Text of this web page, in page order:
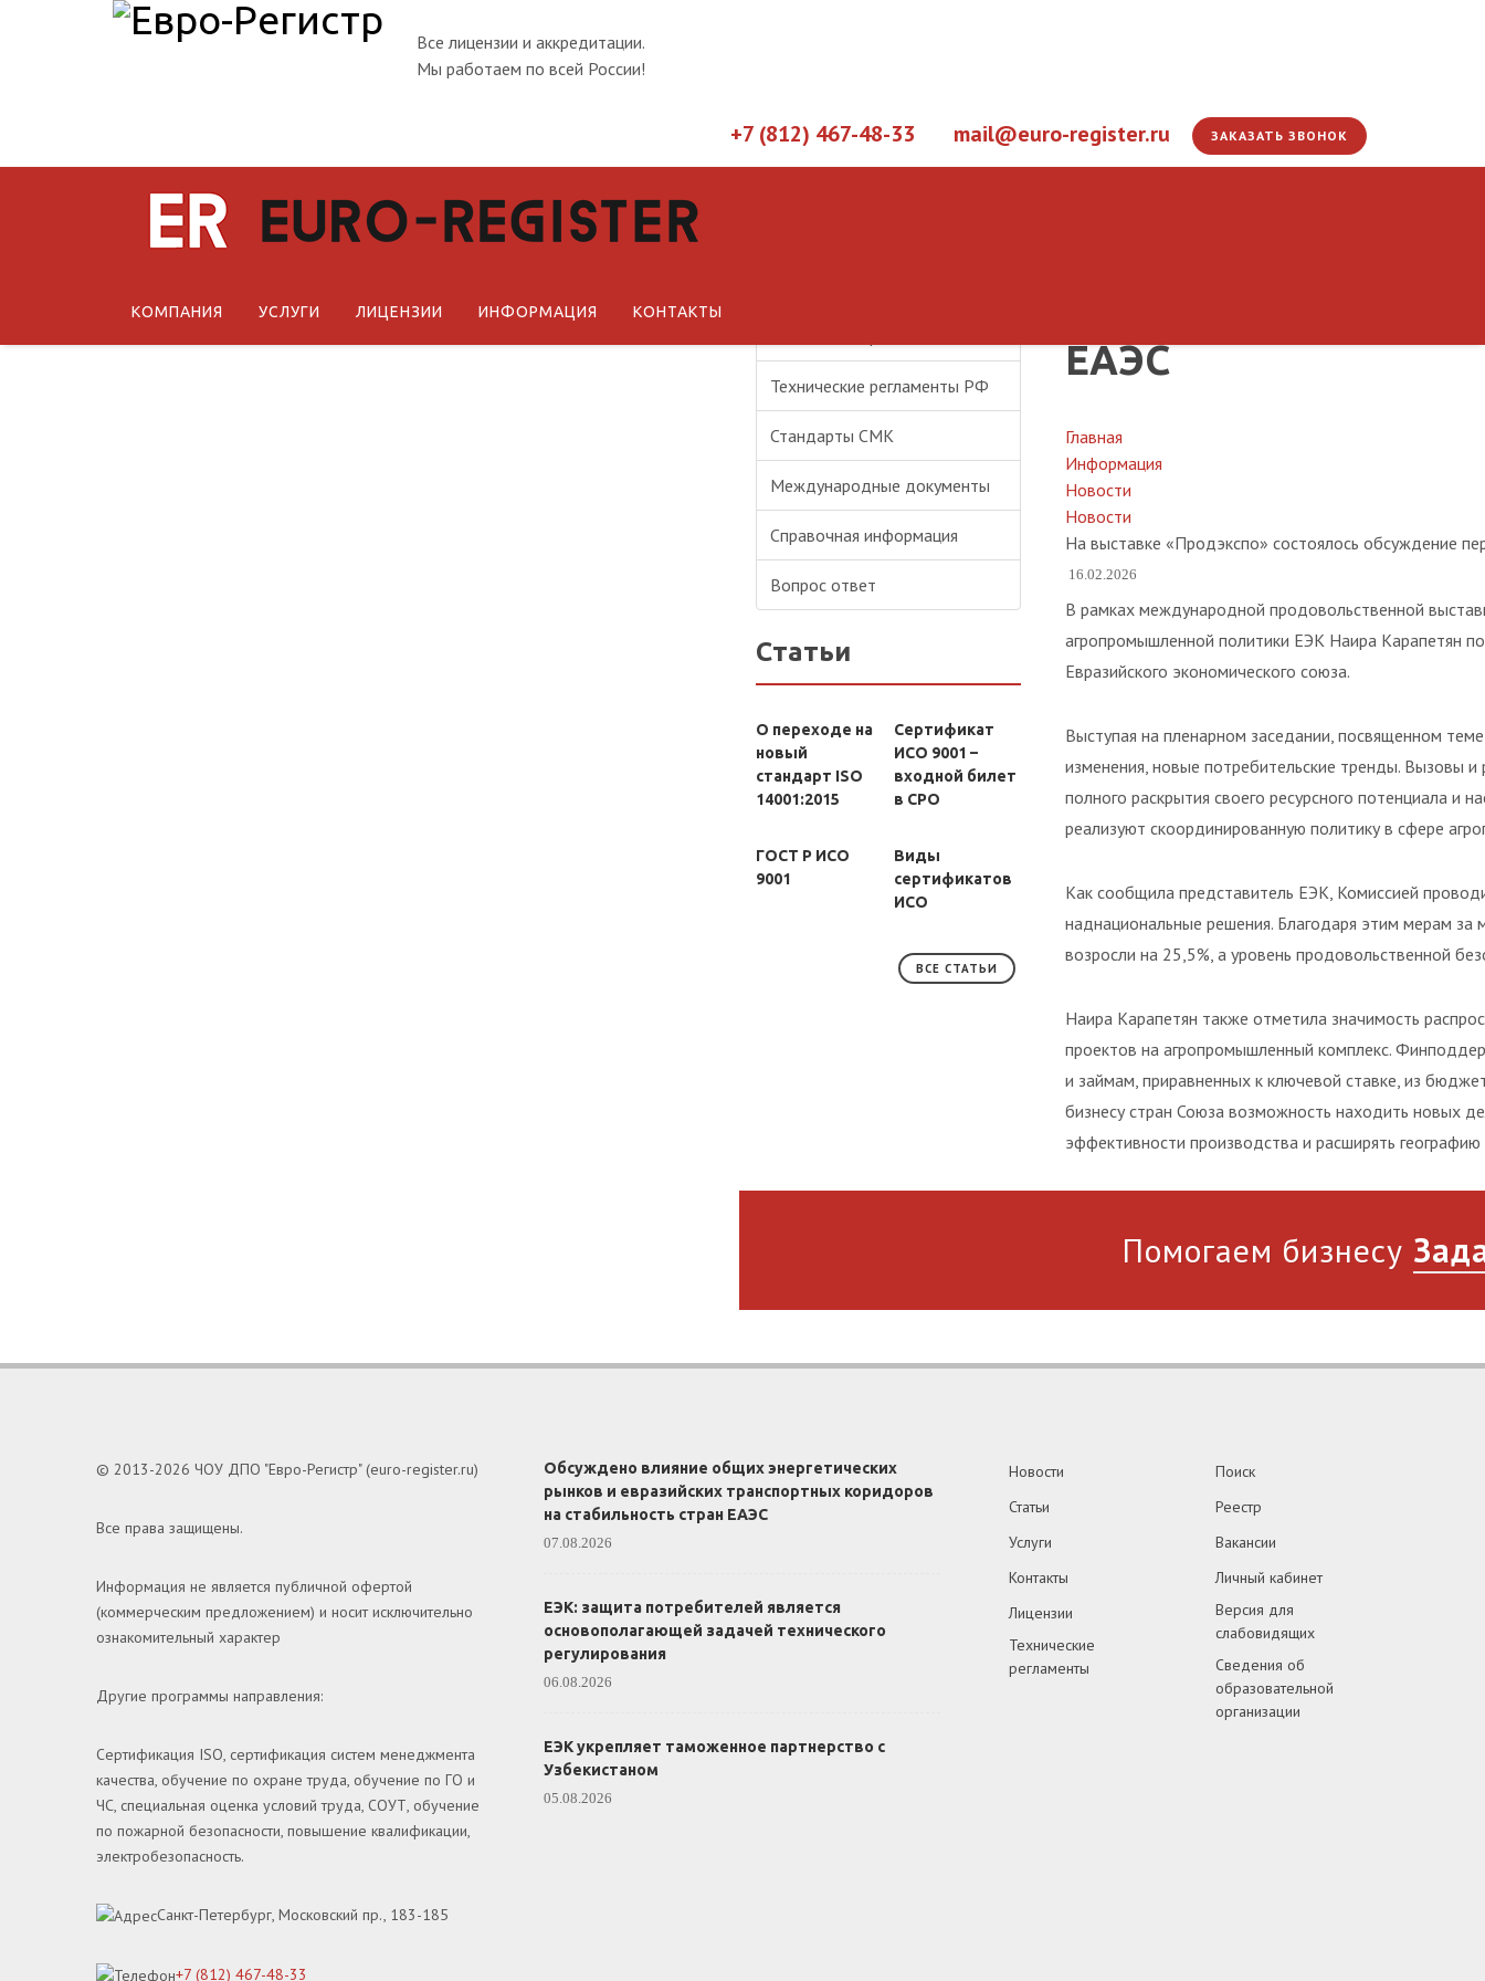
Все лицензии и аккредитации.
Мы работаем по всей России!
+7 (812) 467-48-33 mail@euro-register.ru ЗАКАЗАТЬ ЗВОНОК
КОМПАНИЯ УСЛУГИ ЛИЦЕНЗИИ ИНФОРМАЦИЯ КОНТАКТЫ
Технические регламенты РФ
Стандарты СМК
Международные документы
Справочная информация
Вопрос ответ
Статьи
О переходе на
новый
стандарт ISO
14001:2015
Сертификат
ИСО 9001 –
входной билет
в СРО
ГОСТ Р ИСО
9001
Виды
сертификатов
ИСО
ВСЕ СТАТЬИ
ЕАЭС
Главная
Информация
Новости
Новости
На выставке «Продэкспо» состоялось обсуждение
16.02.2026
В рамках международной продовольственной
агропромышленной политики ЕЭК Наира Карапетян
Евразийского экономического союза.
Выступая на пленарном заседании, посвященном
изменения, новые потребительские тренды. Вызовы
полного раскрытия своего ресурсного потенциала и
реализуют скоординированную политику в сфере
Как сообщила представитель ЕЭК, Комиссией
наднациональные решения. Благодаря этим мерам за
возросли на 25,5%, а уровень продовольственной
Наира Карапетян также отметила значимость
проектов на агропромышленный комплекс.
и займам, приравненных к ключевой ставке, из
бизнесу стран Союза возможность находить новых
эффективности производства и расширять
Помогаем бизнесу
© 2013-2026 ЧОУ ДПО "Евро-Регистр" (euro-register.ru)
Все права защищены.
Информация не является публичной офертой
(коммерческим предложением) и носит исключительно
ознакомительный характер
Другие программы направления:
Сертификация ISO, сертификация систем менеджмента
качества, обучение по охране труда, обучение по ГО и
ЧС, специальная оценка условий труда, СОУТ, обучение
по пожарной безопасности, повышение квалификации,
электробезопасность.
Санкт-Петербург, Московский пр., 183-185
+7 (812) 467-48-33
Обсуждено влияние общих энергетических
рынков и евразийских транспортных коридоров
на стабильность стран ЕАЭС
07.08.2026
ЕЭК: защита потребителей является
основополагающей задачей технического
регулирования
06.08.2026
ЕЭК укрепляет таможенное партнерство с
Узбекистаном
05.08.2026
Новости
Статьи
Услуги
Контакты
Лицензии
Технические
регламенты
Поиск
Реестр
Вакансии
Личный кабинет
Версия для
слабовидящих
Сведения об
образовательной
организации